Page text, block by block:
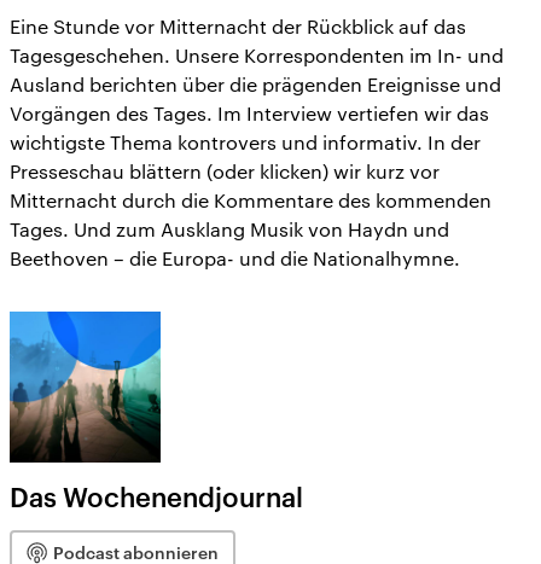
Eine Stunde vor Mitternacht der Rückblick auf das
Tagesgeschehen. Unsere Korrespondenten im In- und
Ausland berichten über die prägenden Ereignisse und
Vorgängen des Tages. Im Interview vertiefen wir das
wichtigste Thema kontrovers und informativ. In der
Presseschau blättern (oder klicken) wir kurz vor
Mitternacht durch die Kommentare des kommenden
Tages. Und zum Ausklang Musik von Haydn und
Beethoven – die Europa- und die Nationalhymne.
Das Wochenendjournal
Podcast abonnieren